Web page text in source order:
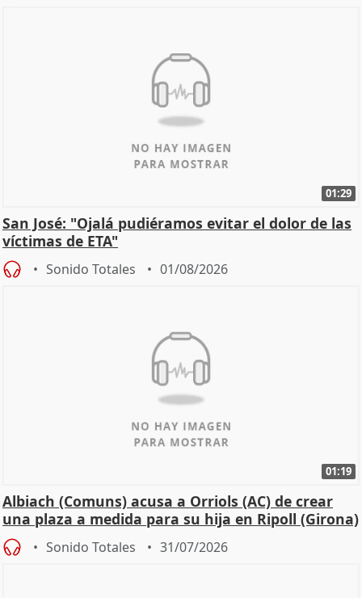
01:29
San José: "Ojalá pudiéramos evitar el dolor de las
víctimas de ETA"
Sonido Totales 01/08/2026
01:19
Albiach (Comuns) acusa a Orriols (AC) de crear
una plaza a medida para su hija en Ripoll (Girona)
Sonido Totales 31/07/2026